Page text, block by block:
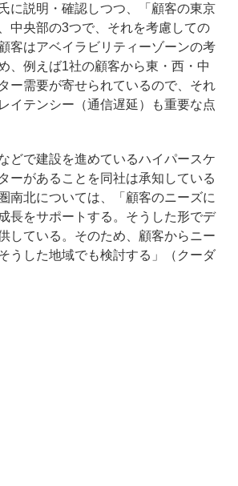
に説明・確認しつつ、「顧客の東京
中央部の3つで、それを考慮しての
客はアベイラビリティーゾーンの考
、例えば1社の顧客から東・西・中
ー需要が寄せられているので、それ
イテンシー（通信遅延）も重要な点
どで建設を進めているハイパースケ
ーがあることを同社は承知している
南北については、「顧客のニーズに
長をサポートする。そうした形でデ
している。そのため、顧客からニー
うした地域でも検討する」（クーダ